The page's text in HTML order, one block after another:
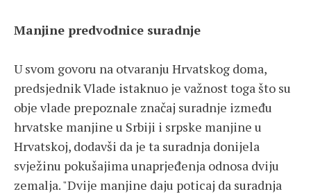
Manjine predvodnice suradnje
U svom govoru na otvaranju Hrvatskog doma,
predsjednik Vlade istaknuo je važnost toga što su
obje vlade prepoznale značaj suradnje između
hrvatske manjine u Srbiji i srpske manjine u
Hrvatskoj, dodavši da je ta suradnja donijela
svježinu pokušajima unaprjeđenja odnosa dviju
zemalja. "Dvije manjine daju poticaj da suradnja